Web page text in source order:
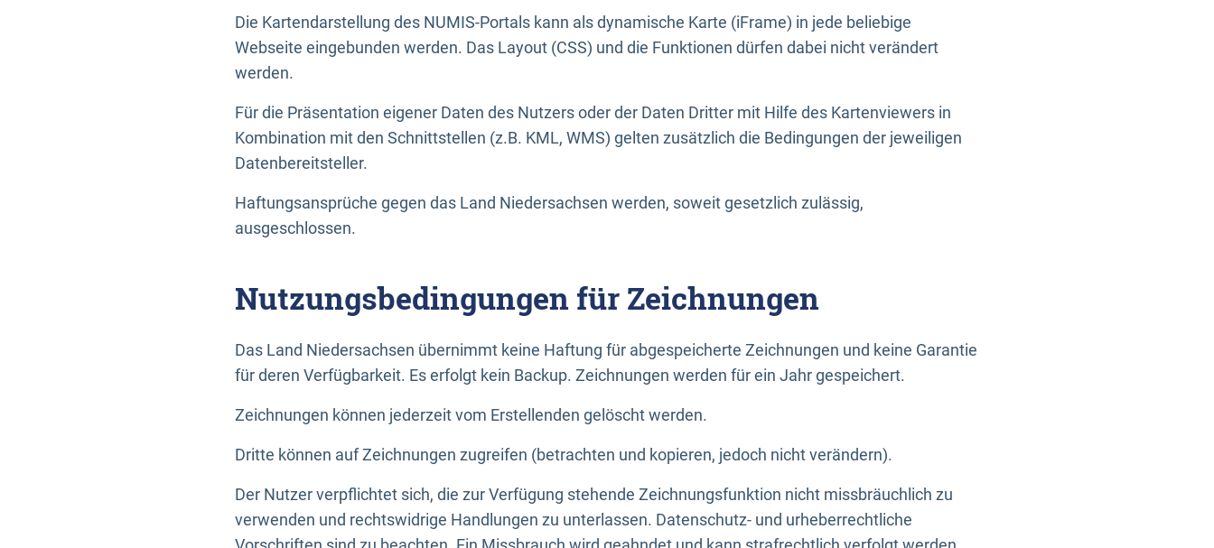
Die Kartendarstellung des NUMIS-Portals kann als dynamische Karte (iFrame) in jede beliebige
Webseite eingebunden werden. Das Layout (CSS) und die Funktionen dürfen dabei nicht verändert
werden.
Für die Präsentation eigener Daten des Nutzers oder der Daten Dritter mit Hilfe des Kartenviewers in
Kombination mit den Schnittstellen (z.B. KML, WMS) gelten zusätzlich die Bedingungen der jeweiligen
Datenbereitsteller.
Haftungsansprüche gegen das Land Niedersachsen werden, soweit gesetzlich zulässig,
ausgeschlossen.
Nutzungsbedingungen für Zeichnungen
Das Land Niedersachsen übernimmt keine Haftung für abgespeicherte Zeichnungen und keine Garantie
für deren Verfügbarkeit. Es erfolgt kein Backup. Zeichnungen werden für ein Jahr gespeichert.
Zeichnungen können jederzeit vom Erstellenden gelöscht werden.
Dritte können auf Zeichnungen zugreifen (betrachten und kopieren, jedoch nicht verändern).
Der Nutzer verpflichtet sich, die zur Verfügung stehende Zeichnungsfunktion nicht missbräuchlich zu
verwenden und rechtswidrige Handlungen zu unterlassen. Datenschutz- und urheberrechtliche